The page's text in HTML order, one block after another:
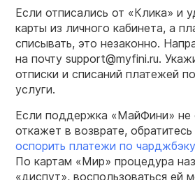
Если отписались от «Клика» и
карты из личного кабинета, а
списывать, это незаконно.
на почту support@myfini.ru.
отписки и списаний платежей
услуги.
Если поддержка «МайФини» не
откажет в возврате, обратитесь
оспорить платежи по чарджбэку
По картам «Мир» процедура
«диспут», воспользоваться ей